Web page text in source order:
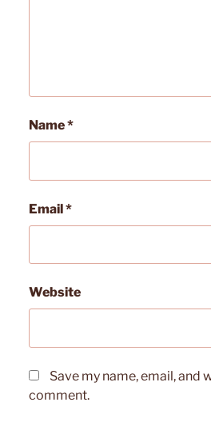
Name*
Email*
Website
Save my name, email, and
comment.